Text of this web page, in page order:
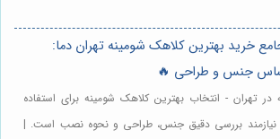
خرید بهترین کلاهک شومینه تهران دما:
جنس و طراحی 🔥
در تهران - انتخاب بهترین کلاهک شومینه برای استفاده
نیازمند بررسی دقیق جنس، طراحی و نحوه نصب است. |